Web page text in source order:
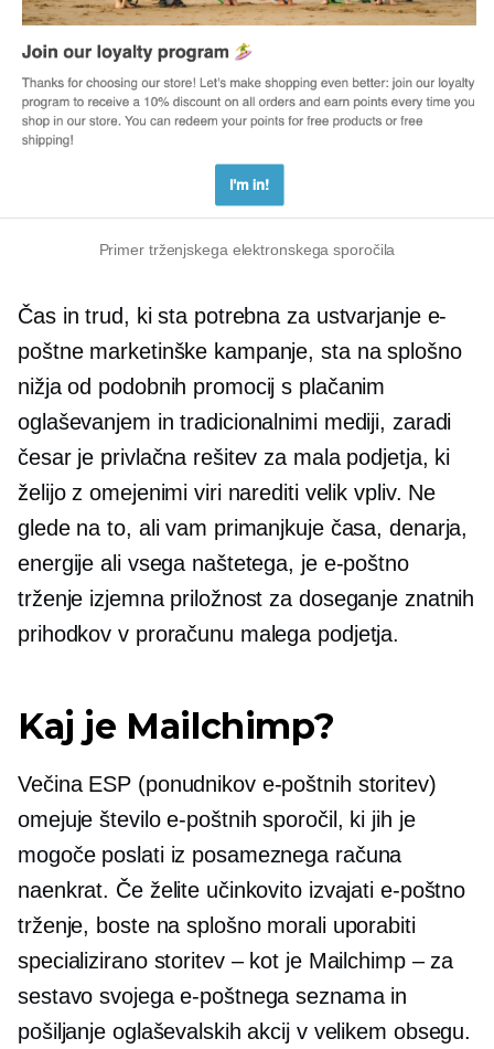
Primer trženjskega elektronskega sporočila
Čas in trud, ki sta potrebna za ustvarjanje e-
poštne marketinške kampanje, sta na splošno
nižja od podobnih promocij s plačanim
oglaševanjem in tradicionalnimi mediji, zaradi
česar je privlačna rešitev za mala podjetja, ki
želijo z omejenimi viri narediti velik vpliv. Ne
glede na to, ali vam primanjkuje časa, denarja,
energije ali vsega naštetega, je e-poštno
trženje izjemna priložnost za doseganje znatnih
prihodkov v proračunu malega podjetja.
Kaj je Mailchimp?
Večina ESP (ponudnikov e-poštnih storitev)
omejuje število e-poštnih sporočil, ki jih je
mogoče poslati iz posameznega računa
naenkrat. Če želite učinkovito izvajati e-poštno
trženje, boste na splošno morali uporabiti
specializirano storitev – kot je Mailchimp – za
sestavo svojega e-poštnega seznama in
pošiljanje oglaševalskih akcij v velikem obsegu.